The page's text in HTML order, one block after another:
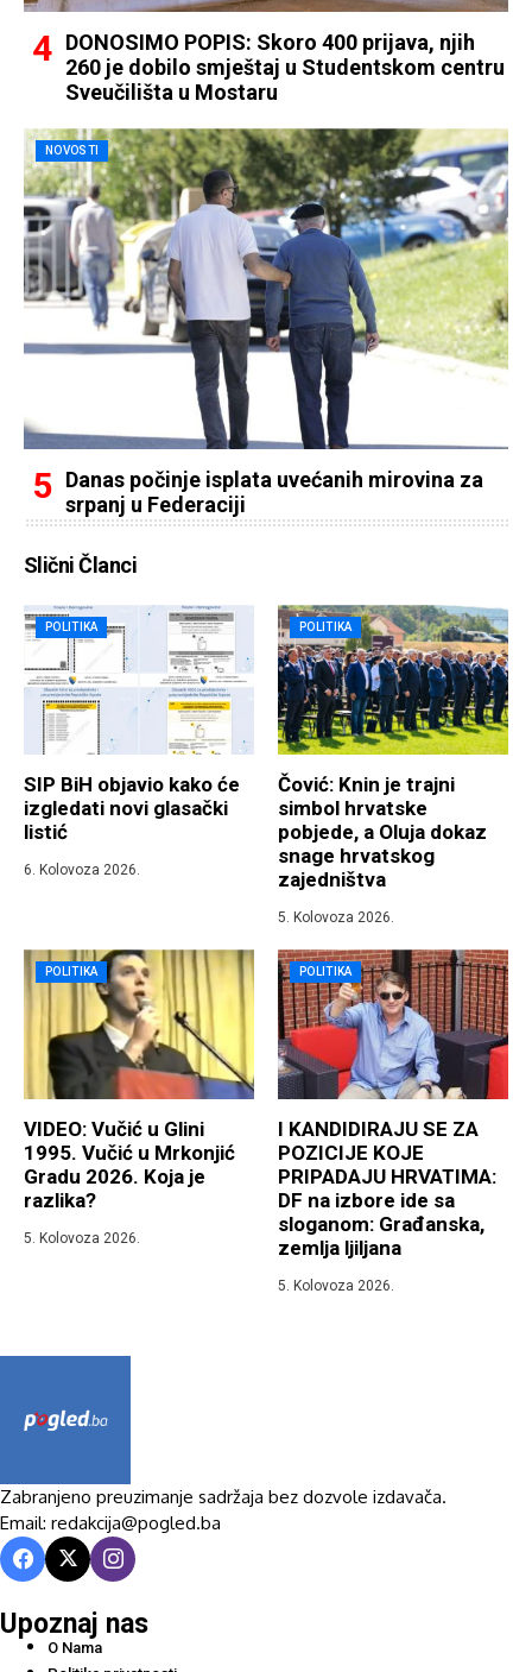
DONOSIMO POPIS: Skoro 400 prijava, njih
260 je dobilo smještaj u Studentskom centru
Sveučilišta u Mostaru
NOVOSTI
Danas počinje isplata uvećanih mirovina za
srpanj u Federaciji
Slični Članci
POLITIKA
SIP BiH objavio kako će
izgledati novi glasački
listić
6. Kolovoza 2026.
POLITIKA
Čović: Knin je trajni
simbol hrvatske
pobjede, a Oluja dokaz
snage hrvatskog
zajedništva
5. Kolovoza 2026.
POLITIKA
VIDEO: Vučić u Glini
1995. Vučić u Mrkonjić
Gradu 2026. Koja je
razlika?
5. Kolovoza 2026.
POLITIKA
I KANDIDIRAJU SE ZA
POZICIJE KOJE
PRIPADAJU HRVATIMA:
DF na izbore ide sa
sloganom: Građanska,
zemlja ljiljana
5. Kolovoza 2026.
Zabranjeno preuzimanje sadržaja bez dozvole izdavača.
Email: redakcija@pogled.ba
Upoznaj nas
O Nama